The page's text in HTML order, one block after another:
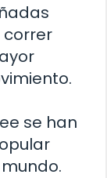
correr
se han